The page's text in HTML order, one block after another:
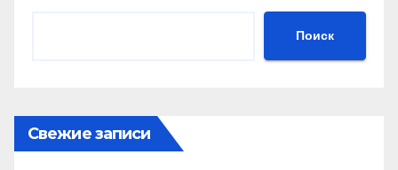
Поиск
Свежие записи